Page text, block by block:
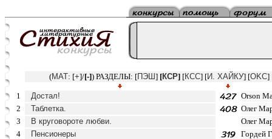
(MAT: [+]/[-]) РАЗДЕЛЫ: [ПЭШ] [КСР][КСС] [И. ХАЙКУ] [OKC]
1 Достал!
Orson
2
Таблетка.
Олег
3
В круговороте любви.
Олег
4
Пенсионеры
Гордей